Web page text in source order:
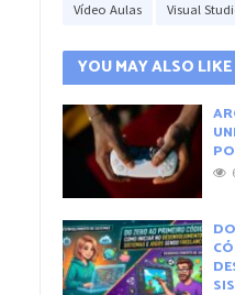
Vídeo Aulas Visual
YOU MAY ALSO LIKE